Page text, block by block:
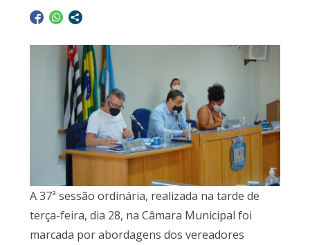
A 37ª sessão ordinária, realizada na tarde de
terça-feira, dia 28, na Câmara Municipal foi
marcada por abordagens dos vereadores